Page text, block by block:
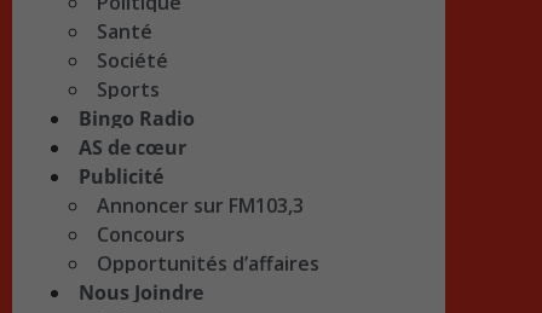
Santé
Société
Sports
Bingo Radio
AS de cœur
Publicité
Annoncer sur FM103,3
Concours
Opportunités d’affaires
Nous Joindre